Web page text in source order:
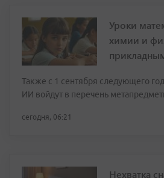
Уроки
химии и
Также с 1 сентября следующего
ИИ войдут в перечень
сегодня, 06:21
Нехватка